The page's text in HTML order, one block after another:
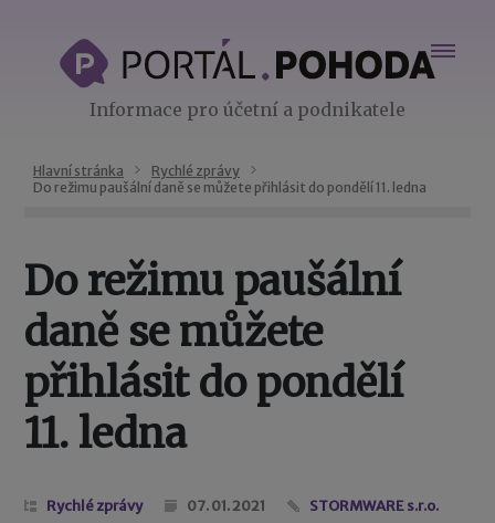
Informace pro účetní a podnikatele
Hlavní stránka
Rychlé zprávy
Do režimu paušální daně se můžete přihlásit do pondělí 11. ledna
Do režimu paušální
daně se můžete
přihlásit do pondělí
11. ledna
Rychlé zprávy 07. 01. 2021 STORMWARE s.r.o.